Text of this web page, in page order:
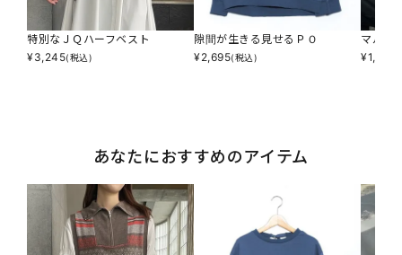
特別なＪＱハーフベスト
¥3,245(税込)
隙間が生きる見せるＰＯ
¥2,695(税込)
マルチ
¥1,320
あなたにおすすめのアイテム